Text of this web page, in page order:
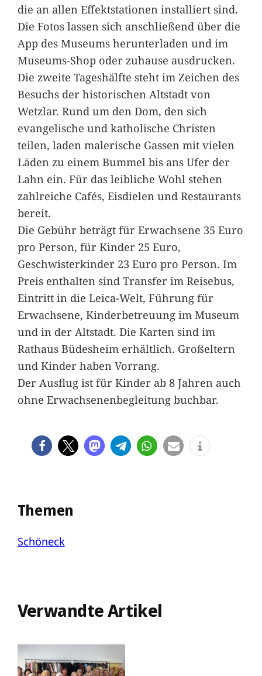
die an allen Effektstationen installiert sind.
Die Fotos lassen sich anschließend über die
App des Museums herunterladen und im
Museums-Shop oder zuhause ausdrucken.
Die zweite Tageshälfte steht im Zeichen des
Besuchs der historischen Altstadt von
Wetzlar. Rund um den Dom, den sich
evangelische und katholische Christen
teilen, laden malerische Gassen mit vielen
Läden zu einem Bummel bis ans Ufer der
Lahn ein. Für das leibliche Wohl stehen
zahlreiche Cafés, Eisdielen und Restaurants
bereit.
Die Gebühr beträgt für Erwachsene 35 Euro
pro Person, für Kinder 25 Euro,
Geschwisterkinder 23 Euro pro Person. Im
Preis enthalten sind Transfer im Reisebus,
Eintritt in die Leica-Welt, Führung für
Erwachsene, Kinderbetreuung im Museum
und in der Altstadt. Die Karten sind im
Rathaus Büdesheim erhältlich. Großeltern
und Kinder haben Vorrang.
Der Ausflug ist für Kinder ab 8 Jahren auch
ohne Erwachsenenbegleitung buchbar.
Themen
Schöneck
Verwandte Artikel